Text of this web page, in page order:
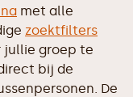
met alle
zoektfilters
jullie groep te
bij de
De